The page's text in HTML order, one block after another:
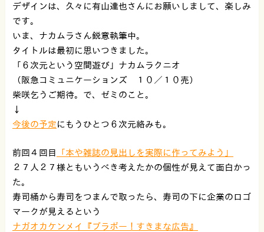
デザインは、久々に有山達也さんにお願いしまして、楽しみ
です。
いま、ナカムラさん鋭意執筆中。
タイトルは最初に思いつきました。
「６次元という空間遊び」ナカムラクニオ
（阪急コミュニケーションズ １０／１０売）
柴咲乞うご期待。で、ゼミのこと。
↓
今後の予定にもうひとつ６次元絡みも。
前回４回目
「本や雑誌の見出しを実際に作ってみよう」
２７人２７様ともいうべき考えたかの個性が見えて面白かっ
た。
寿司桶から寿司をつまんで取ったら、寿司の下に企業のロゴ
マークが見えるという
ナガオカケンメイ『ブラボー！すきまな広告』